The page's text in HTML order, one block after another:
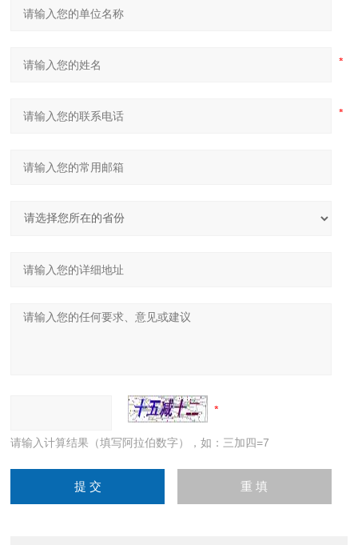
请输入计算结果（填写阿拉伯数字），如：三加四=7